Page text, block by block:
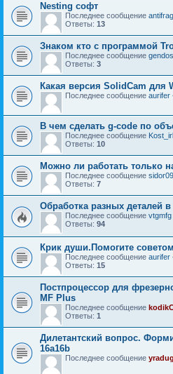
Nesting софт
Последнее сообщение antifrag
Ответы: 13
Знаком кто с программой
Последнее сообщение gendos
Ответы: 3
Какая версия SolidCam для
Последнее сообщение aurifer
В чем сделать g-code по
Последнее сообщение
Ответы: 10
Можно ли работать только
Последнее сообщение
Ответы: 7
Обработка разных деталей
Последнее сообщение vtgmfg
Ответы: 94
Крик души.Помогите
Последнее сообщение aurifer
Ответы: 15
Постпроцессор для
MF Plus
Последнее сообщение
Ответы: 1
Дилетантский вопрос.
16a16b
Последнее сообщение